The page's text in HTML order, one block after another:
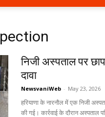
निजी अस्पताल पर
दावा
NewsvaniWeb - May 23, 2026
हरियाणा के नारनौल में एक निजी
की गई। कार्रवाई के दौरान अस्पताल